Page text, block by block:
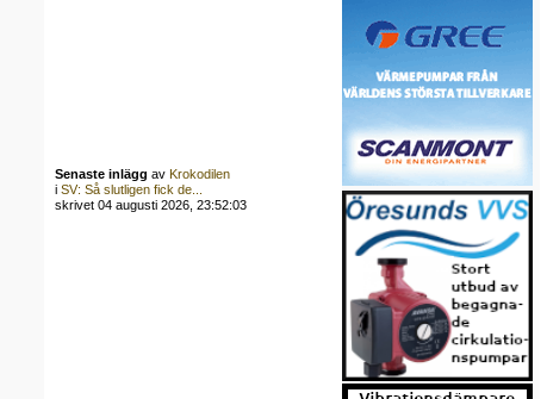
Senaste inlägg avKrokodilen
iSV: Så slutligen fick de...
skrivet 04 augusti 2026, 23:52:03